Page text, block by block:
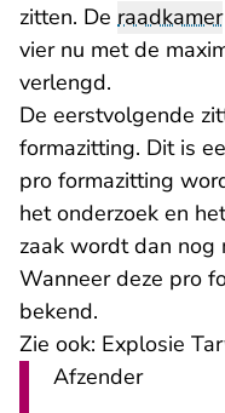
zitten. De raadkamer
vier nu met de
verlengd.
De eerstvolgende
formazitting. Dit is
pro formazitting
het onderzoek en
zaak wordt dan nog
Wanneer deze pro
bekend.
Zie ook: Explosie
Afzender